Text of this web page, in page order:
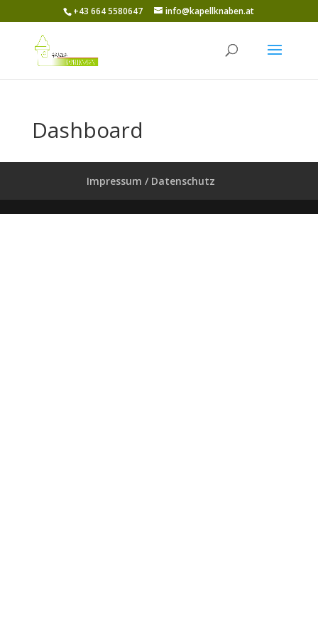
+43 664 5580647 info@kapellknaben.at
Dashboard
Impressum / Datenschutz